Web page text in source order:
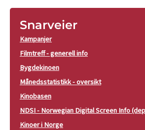
Snarveier
Kampanjer
Filmtreff - generell info
Bygdekinoen
Månedsstatistikk - oversikt
Kinobasen
NDSI - Norwegian Digital Screen Info
Kinoer i Norge